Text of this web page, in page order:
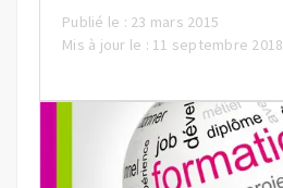
Publié le : 23 mars 2015
Mis à jour le : 11 septembre 2018